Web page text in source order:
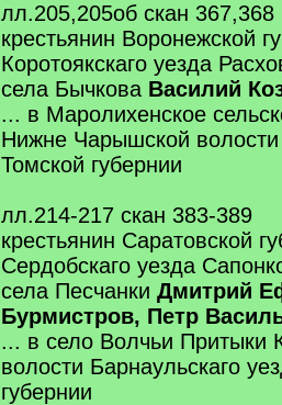
лл.205,205об скан 367,368
крестьянин Воронежской
Коротоякскаго уезда
села Бычкова Василий
... в Маролихенское
Нижне Чарышской волости
Томской губернии
лл.214-217 скан 383-389
крестьянин Саратовской
Сердобскаго уезда
села Песчанки Дмитрий
Бурмистров, Петр
... в село Волчьи Притыки
волости Барнаульскаго
губернии